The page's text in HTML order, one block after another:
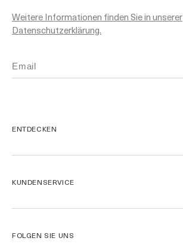
Weitere Informationen finden Sie in unserer
Datenschutzerklärung.
ENTDECKEN
Unsere Inhaltsstoffe
Meine Bestellung verfolgen
KUNDENSERVICE
Rücksendungen
FOLGEN SIE UNS